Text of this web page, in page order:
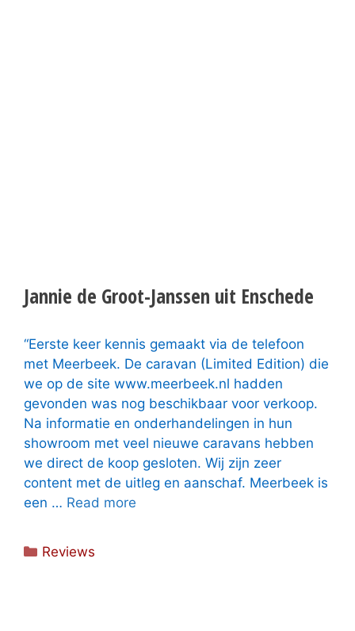
Jannie de Groot-Janssen uit Enschede
“Eerste keer kennis gemaakt via de telefoon
met Meerbeek. De caravan (Limited Edition) die
we op de site www.meerbeek.nl hadden
gevonden was nog beschikbaar voor verkoop.
Na informatie en onderhandelingen in hun
showroom met veel nieuwe caravans hebben
we direct de koop gesloten. Wij zijn zeer
content met de uitleg en aanschaf. Meerbeek is
een … Read more
Categorieën
Reviews